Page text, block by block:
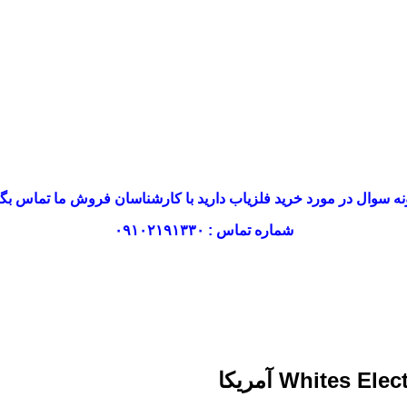
سوال در مورد خرید فلزیاب دارید با کارشناسان فروش ما تماس
شماره تماس : ۰۹۱۰۲۱۹۱۳۳۰
آمریکا